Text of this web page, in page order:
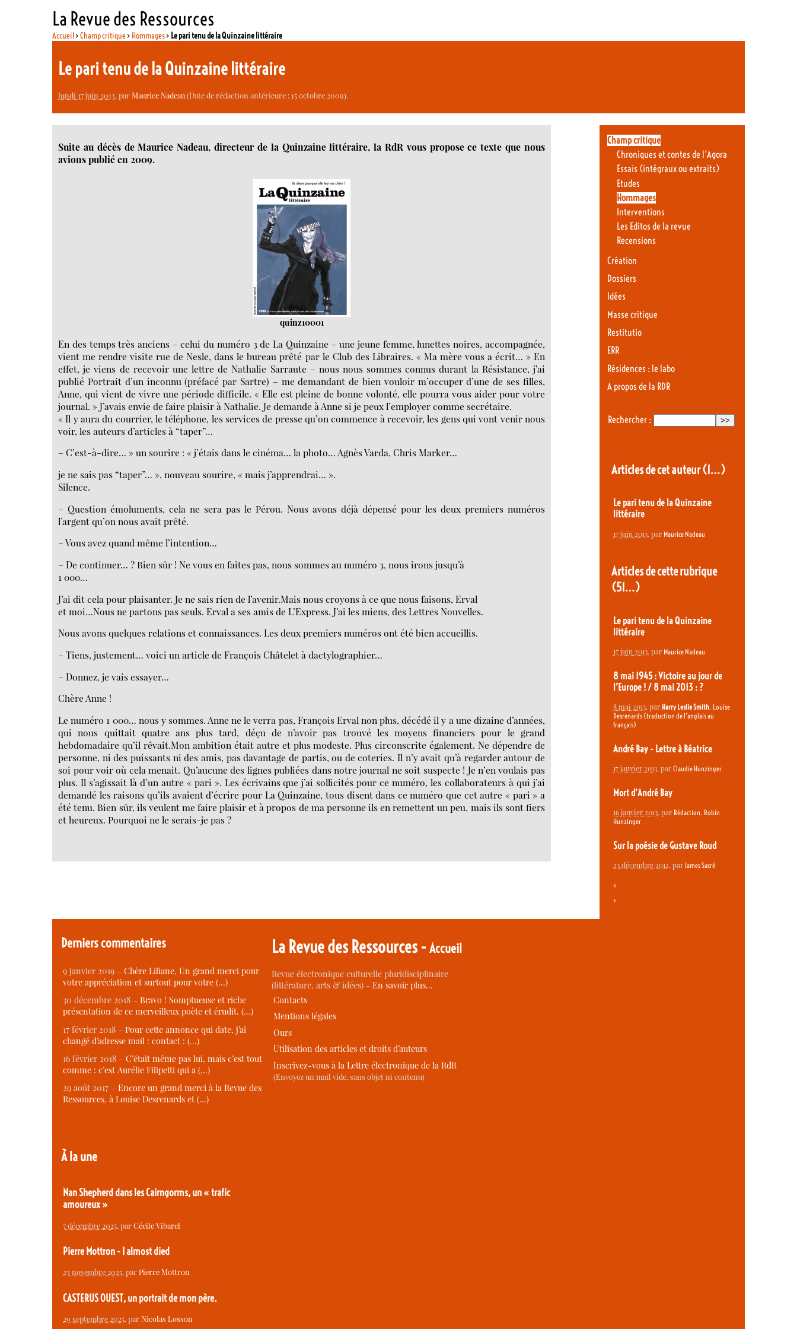
La Revue des Ressources
Accueil>Champ critique> Hommages> Le pari tenu de la Quinzaine littéraire
Le pari tenu de la Quinzaine littéraire
lundi 17 juin 2013, parMaurice Nadeau(Date de rédaction antérieure : 15 octobre 2009).
Suite au décès de Maurice Nadeau, directeur de la Quinzaine littéraire, la RdR vous propose ce texte que nous
avions publié en 2009.
quinz10001
En des temps très anciens – celui du numéro 3 de La Quinzaine – une jeune femme, lunettes noires, accompagnée,
vient me rendre visite rue de Nesle, dans le bureau prêté par le Club des Libraires. « Ma mère vous a écrit… » En
effet, je viens de recevoir une lettre de Nathalie Sarraute – nous nous sommes connus durant la Résistance, j’ai
publié Portrait d’un inconnu (préfacé par Sartre) – me demandant de bien vouloir m’occuper d’une de ses filles,
Anne, qui vient de vivre une période difficile. « Elle est pleine de bonne volonté, elle pourra vous aider pour votre
journal. » J’avais envie de faire plaisir à Nathalie. Je demande à Anne si je peux l’employer comme secrétaire.
« Il y aura du courrier, le téléphone, les services de presse qu’on commence à recevoir, les gens qui vont venir nous
voir, les auteurs d’articles à “taper”…
– C’est-à-dire… » un sourire : « j’étais dans le cinéma… la photo… Agnès Varda, Chris Marker…
je ne sais pas “taper”… », nouveau sourire, « mais j’apprendrai… ».
Silence.
– Question émoluments, cela ne sera pas le Pérou. Nous avons déjà dépensé pour les deux premiers numéros
l’argent qu’on nous avait prêté.
– Vous avez quand même l’intention…
– De continuer… ? Bien sûr ! Ne vous en faites pas, nous sommes au numéro 3, nous irons jusqu’à
1 000…
J’ai dit cela pour plaisanter. Je ne sais rien de l’avenir.Mais nous croyons à ce que nous faisons, Erval
et moi…Nous ne partons pas seuls. Erval a ses amis de L’Express. J’ai les miens, des Lettres Nouvelles.
Nous avons quelques relations et connaissances. Les deux premiers numéros ont été bien accueillis.
– Tiens, justement… voici un article de François Châtelet à dactylographier…
– Donnez, je vais essayer…
Chère Anne !
Le numéro 1 000… nous y sommes. Anne ne le verra pas, François Erval non plus, décédé il y a une dizaine d’années,
qui nous quittait quatre ans plus tard, déçu de n’avoir pas trouvé les moyens financiers pour le grand
hebdomadaire qu’il rêvait.Mon ambition était autre et plus modeste. Plus circonscrite également. Ne dépendre de
personne, ni des puissants ni des amis, pas davantage de partis, ou de coteries. Il n’y avait qu’à regarder autour de
soi pour voir où cela menait. Qu’aucune des lignes publiées dans notre journal ne soit suspecte ! Je n’en voulais pas
plus. Il s’agissait là d’un autre « pari ». Les écrivains que j’ai sollicités pour ce numéro, les collaborateurs à qui j’ai
demandé les raisons qu’ils avaient d’écrire pour La Quinzaine, tous disent dans ce numéro que cet autre « pari » a
été tenu. Bien sûr, ils veulent me faire plaisir et à propos de ma personne ils en remettent un peu, mais ils sont fiers
et heureux. Pourquoi ne le serais-je pas ?
Champ critique
Chroniques et contes de l’Agora
Essais (intégraux ou extraits)
Etudes
Hommages
Interventions
Les Editos de la revue
Recensions
Création
Dossiers
Idées
Masse critique
Restitutio
ERR
Résidences : le labo
A propos de la RDR
Rechercher :
Articles de cet auteur(1…)
Le pari tenu de la Quinzaine
littéraire
17 juin 2013, par Maurice Nadeau
Articles de cette rubrique
(51…)
Le pari tenu de la Quinzaine
littéraire
17 juin 2013, par Maurice Nadeau
8 mai 1945 : Victoire au jour de
l’Europe ! / 8 mai 2013 : ?
8 mai 2013, par Harry Leslie Smith, Louise
Desrenards (traduction de l’anglais au
français)
André Bay - Lettre à Béatrice
17 janvier 2013, par Claudie Hunzinger
Mort d’André Bay
16 janvier 2013, par Rédaction, Robin
Hunzinger
Sur la poésie de Gustave Roud
23 décembre 2012, par James Sacré
<
>
Derniers commentaires
9 janvier 2019 – Chère Liliane, Un grand merci pour
votre appréciation et surtout pour votre (…)
30 décembre 2018 – Bravo ! Somptueuse et riche
présentation de ce merveilleux poète et érudit. (…)
17 février 2018 – Pour cette annonce qui date, j’ai
changé d’adresse mail : contact : (…)
16 février 2018 – C’était même pas lui, mais c’est tout
comme : c’est Aurélie Filipetti qui a (…)
29 août 2017 – Encore un grand merci à la Revue des
Ressources, à Louise Desrenards et (…)
À la une
Nan Shepherd dans les Cairngorms, un « trafic
amoureux »
7 décembre 2025, parCécile Vibarel
Pierre Mottron - I almost died
23 novembre 2025, parPierre Mottron
CASTERUS OUEST, un portrait de mon père.
29 septembre 2025, parNicolas Losson
La Revue des Ressources -Accueil
Revue électronique culturelle pluridisciplinaire
(littérature, arts & idées) -En savoir plus…
Contacts
Mentions légales
Ours
Utilisation des articles et droits d’auteurs
Inscrivez-vous à la Lettre électronique de la RdR
(Envoyez un mail vide, sans objet ni contenu)